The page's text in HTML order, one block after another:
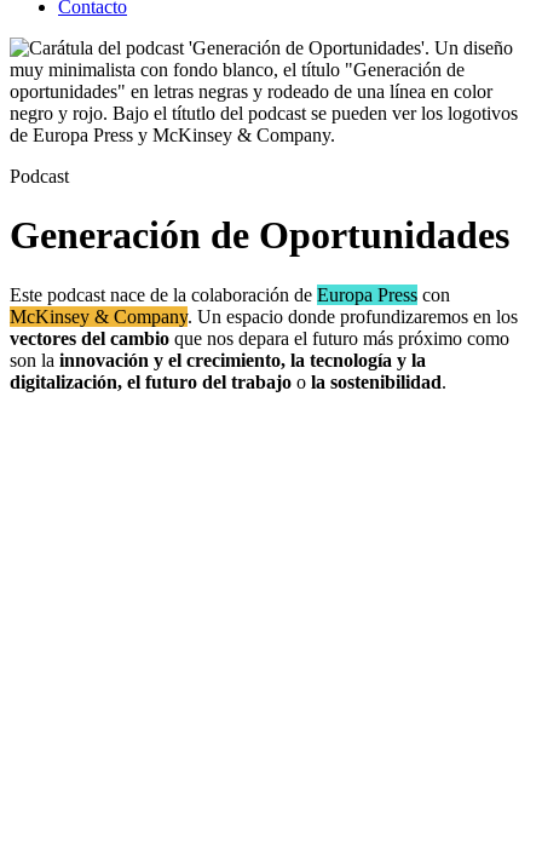
Contacto
Podcast
Generación de Oportunidades
Este podcast nace de la colaboración de Europa Press con
McKinsey & Company. Un espacio donde profundizaremos en los
vectores del cambio que nos depara el futuro más próximo como
son la innovación y el crecimiento, la tecnología y la
digitalización, el futuro del trabajo o la sostenibilidad.